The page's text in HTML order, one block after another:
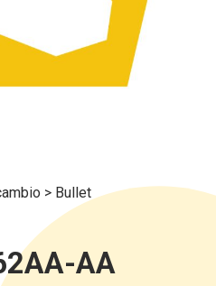
> Bullet
AA